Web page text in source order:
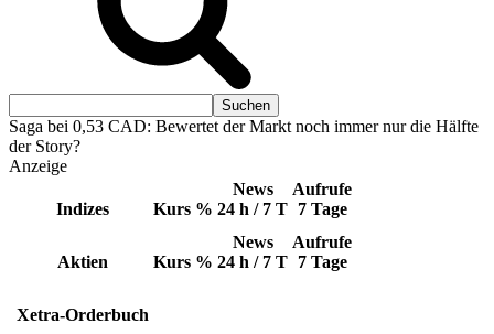
Saga bei 0,53 CAD: Bewertet der Markt noch immer nur die Hälfte
der Story?
Anzeige
Indizes Kurs %
News
24 h / 7 T
Aufrufe
7 Tage
Aktien Kurs %
News
24 h / 7 T
Aufrufe
7 Tage
Xetra-Orderbuch